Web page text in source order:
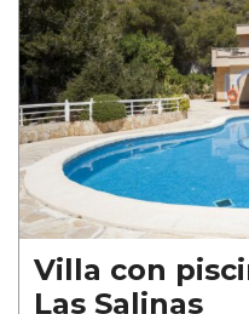
Villa con
Las Salinas